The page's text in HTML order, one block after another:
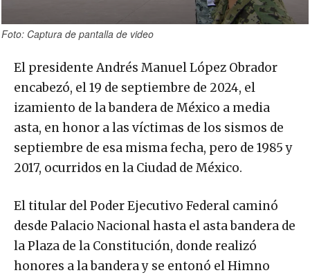
Foto: Captura de pantalla de video
El presidente Andrés Manuel López Obrador
encabezó, el 19 de septiembre de 2024, el
izamiento de la bandera de México a media
asta, en honor a las víctimas de los sismos de
septiembre de esa misma fecha, pero de 1985 y
2017, ocurridos en la Ciudad de México.
El titular del Poder Ejecutivo Federal caminó
desde Palacio Nacional hasta el asta bandera de
la Plaza de la Constitución, donde realizó
honores a la bandera y se entonó el Himno